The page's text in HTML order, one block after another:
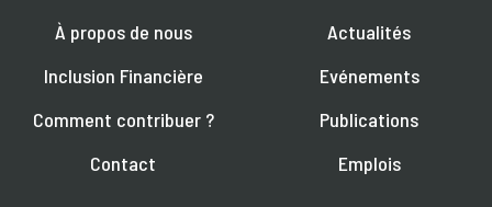
À propos de nous
Inclusion Financière
Comment contribuer ?
Contact
Actualités
Evénements
Publications
Emplois